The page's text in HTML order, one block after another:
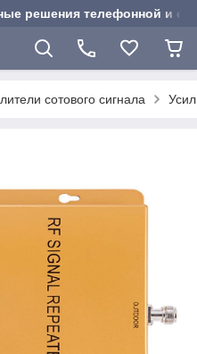
решения телефонной и
сотового сигнала